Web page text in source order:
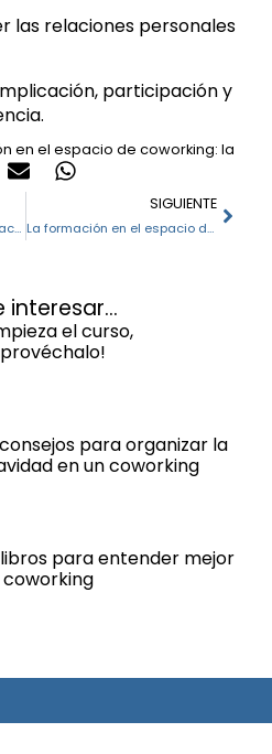
las relaciones personales
participación y
en el espacio de coworking: la
Ideas para decorar tu espacio de coworking
SIGUIENTE
La formación en el espacio de coworking: reflexiones de una noche de invierno
el curso,
para organizar la
en un coworking
para entender mejor